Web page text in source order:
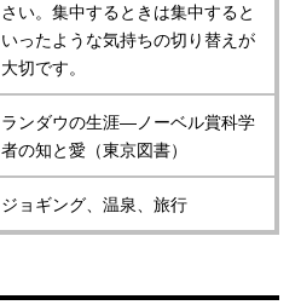
さい。集中するときは集中すると
いったような気持ちの切り替えが
大切です。
ランダウの生涯―ノーベル賞科学
者の知と愛（東京図書）
ジョギング、温泉、旅行